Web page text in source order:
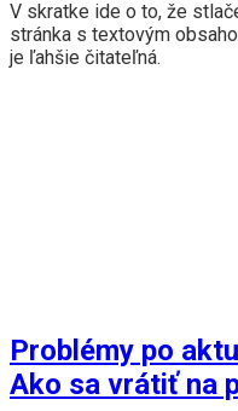
V skratke ide o to, že
stránka s textovým
je ľahšie čitateľná.
Problémy po
Ako sa vrátiť na